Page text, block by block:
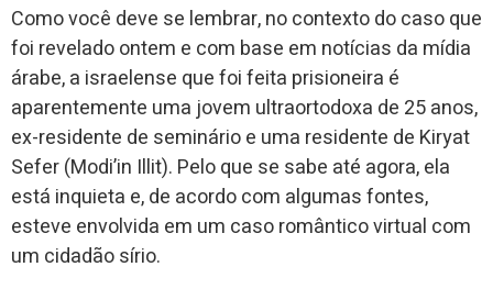
Como você deve se lembrar, no contexto do caso que
foi revelado ontem e com base em notícias da mídia
árabe, a israelense que foi feita prisioneira é
aparentemente uma jovem ultraortodoxa de 25 anos,
ex-residente de seminário e uma residente de Kiryat
Sefer (Modi’in Illit). Pelo que se sabe até agora, ela
está inquieta e, de acordo com algumas fontes,
esteve envolvida em um caso romântico virtual com
um cidadão sírio.